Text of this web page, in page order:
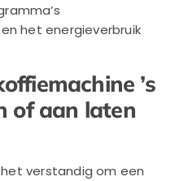
het energieverbruik
’s
of aan laten
verstandig om een